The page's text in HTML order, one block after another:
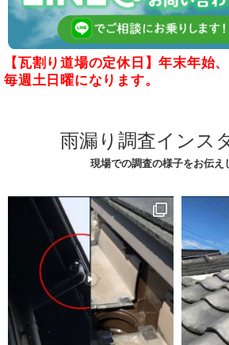
【瓦割り道場の定休日】年末年始
毎週土日曜になります。
雨漏り調査インス
現場での調査の様子をお伝え